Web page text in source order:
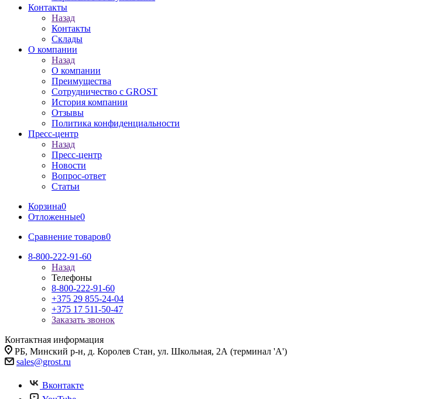
Контакты
Назад
Контакты
Склады
О компании
Назад
О компании
Преимущества
Сотрудничество с GROST
История компании
Отзывы
Политика конфиденциальности
Пресс-центр
Назад
Пресс-центр
Новости
Вопрос-ответ
Статьи
Корзина0
Отложенные0
Сравнение товаров0
8-800-222-91-60
Назад
Телефоны
8-800-222-91-60
+375 29 855-24-04
+375 17 511-50-47
Заказать звонок
Контактная информация
РБ, Минский р-н, д. Королев Стан, ул. Школьная, 2А (терминал 'А')
sales@grost.ru
Вконтакте